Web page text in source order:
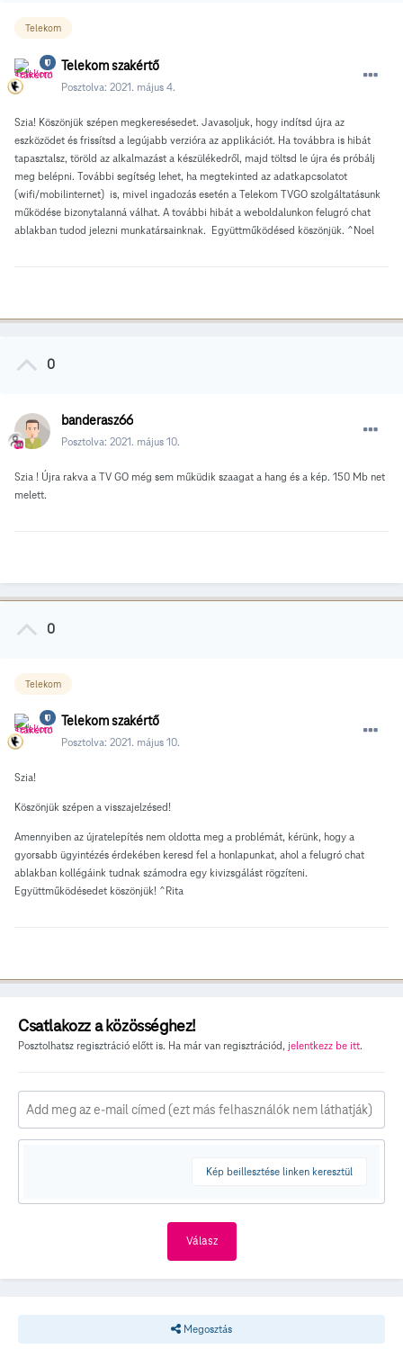
Telekom
Telekom szakértő
Posztolva: 2021. május 4.
Szia! Köszönjük szépen megkeresésedet. Javasoljuk, hogy indítsd újra az
eszközödet és frissítsd a legújabb verzióra az applikációt. Ha továbbra is hibát
tapasztalsz, töröld az alkalmazást a készülékedről, majd töltsd le újra és próbálj
meg belépni. További segítség lehet, ha megtekinted az adatkapcsolatot
(wifi/mobilinternet) is, mivel ingadozás esetén a Telekom TVGO szolgáltatásunk
működése bizonytalanná válhat. A további hibát a weboldalunkon felugró chat
ablakban tudod jelezni munkatársainknak. Együttműködésed köszönjük. ^Noel
0
banderasz66
Posztolva: 2021. május 10.
Szia ! Újra rakva a TV GO még sem műküdik szaagat a hang és a kép. 150 Mb net
melett.
0
Telekom
Telekom szakértő
Posztolva: 2021. május 10.
Szia!
Köszönjük szépen a visszajelzésed!
Amennyiben az újratelepítés nem oldotta meg a problémát, kérünk, hogy a
gyorsabb ügyintézés érdekében keresd fel a honlapunkat, ahol a felugró chat
ablakban kollégáink tudnak számodra egy kivizsgálást rögzíteni.
Együttműködésedet köszönjük! ^Rita
Csatlakozz a közösséghez!
Posztolhatsz regisztráció előtt is. Ha már van regisztrációd, jelentkezz be itt.
Kép beillesztése linken keresztül
Válasz
Megosztás